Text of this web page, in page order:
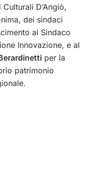
D’Angiò,
dei sindaci
al Sindaco
Innovazione, e al
per la
patrimonio